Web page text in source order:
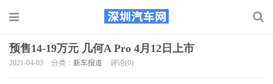
预售14-19万元 几何A Pro 4月12日上市
2021-04-03 分类： 新车报道 评论(0)